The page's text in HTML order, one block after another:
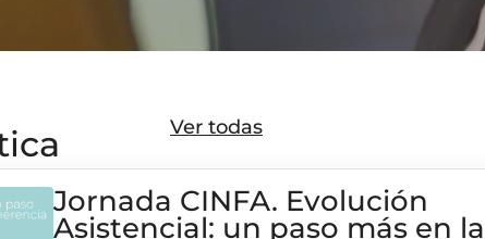
Ver todas
Jornada CINFA. Evolución
Asistencial: un paso más en la